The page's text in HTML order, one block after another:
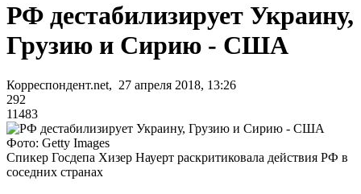
РФ дестабилизирует Украину,
Грузию и Сирию - США
Корреспондент.net, 27 апреля 2018, 13:26
292
11483
Фото: Getty Images
Спикер Госдепа Хизер Науерт раскритиковала действия РФ в
соседних странах